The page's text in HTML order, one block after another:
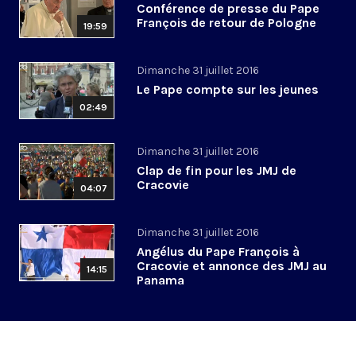
19:59
Conférence de presse du Pape
François de retour de Pologne
02:49
Dimanche 31 juillet 2016
Le Pape compte sur les jeunes
04:07
Dimanche 31 juillet 2016
Clap de fin pour les JMJ de
Cracovie
14:15
Dimanche 31 juillet 2016
Angélus du Pape François à
Cracovie et annonce des JMJ au
Panama